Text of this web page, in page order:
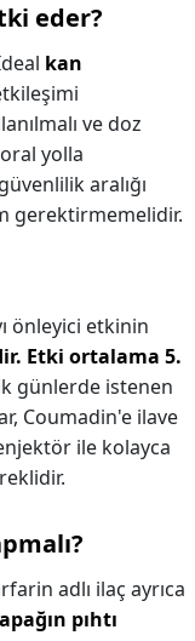
eder?
kan
ve doz
yolla
aralığı
gerektirmemelidir.
önleyici etkinin
Etki ortalama 5.
günlerde istenen
Coumadin'e ilave
ile kolayca
adlı ilaç ayrıca
pıhtı